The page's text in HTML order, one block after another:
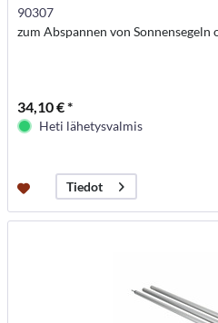
90307
zum Abspannen von
34,10 € *
Heti lähetysvalmis
Tiedot